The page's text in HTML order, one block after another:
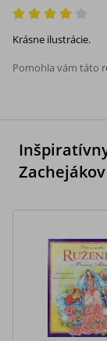
Krásne ilustrácie.
Pomohla vám táto
Zachejákov